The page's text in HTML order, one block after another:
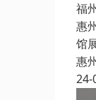
福
惠
馆
惠
24-